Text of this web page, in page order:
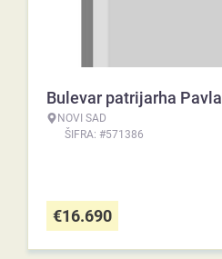
Bulevar patrijarha Pavla
NOVI SAD
ŠIFRA: #571386
€16.690